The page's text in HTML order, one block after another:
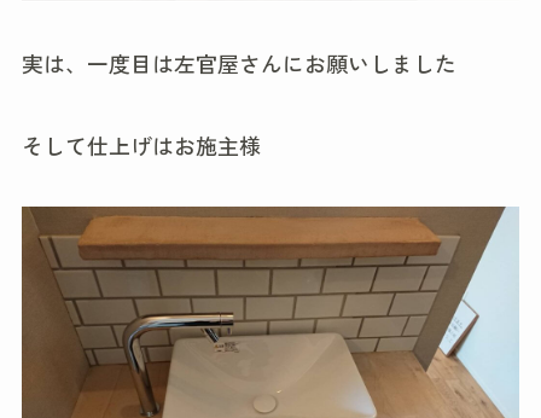
実は、一度目は左官屋さんにお願いしました
そして仕上げはお施主様